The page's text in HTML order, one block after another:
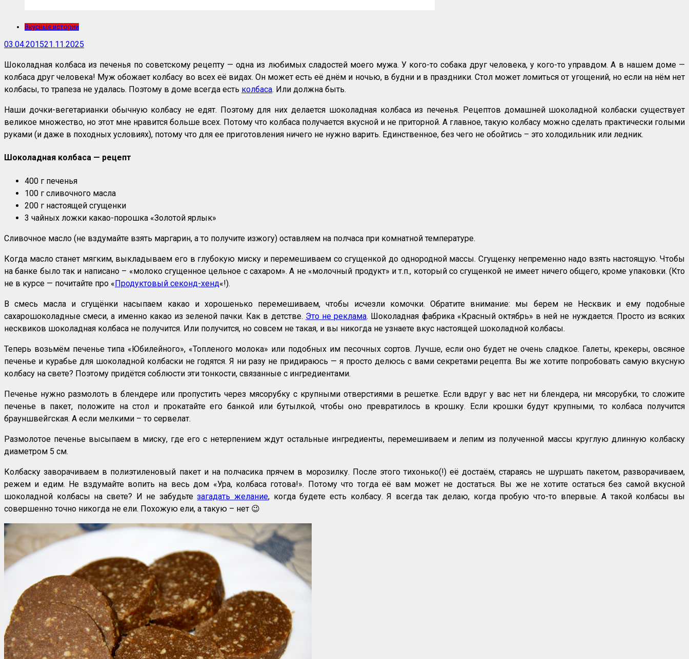
Вкусные истории
03.04.201521.11.2025
Шоколадная колбаса из печенья по советскому рецепту — одна из любимых сладостей моего мужа. У кого-то собака друг человека, у кого-то управдом. А в нашем доме —
колбаса друг человека! Муж обожает колбасу во всех её видах. Он может есть её днём и ночью, в будни и в праздники. Стол может ломиться от угощений, но если на нём нет
колбасы, то трапеза не удалась. Поэтому в доме всегда есть колбаса. Или должна быть.
Наши дочки-вегетарианки обычную колбасу не едят. Поэтому для них делается шоколадная колбаса из печенья. Рецептов домашней шоколадной колбаски существует
великое множество, но этот мне нравится больше всех. Потому что колбаса получается вкусной и не приторной. А главное, такую колбасу можно сделать практически голыми
руками (и даже в походных условиях), потому что для ее приготовления ничего не нужно варить. Единственное, без чего не обойтись – это холодильник или ледник.
Шоколадная колбаса — рецепт
400 г печенья
100 г сливочного масла
200 г настоящей сгущенки
3 чайных ложки какао-порошка «Золотой ярлык»
Сливочное масло (не вздумайте взять маргарин, а то получите изжогу) оставляем на полчаса при комнатной температуре.
Когда масло станет мягким, выкладываем его в глубокую миску и перемешиваем со сгущенкой до однородной массы. Сгущенку непременно надо взять настоящую. Чтобы
на банке было так и написано – «молоко сгущенное цельное с сахаром». А не «молочный продукт» и т.п., который со сгущенкой не имеет ничего общего, кроме упаковки. (Кто
не в курсе — почитайте про «Продуктовый секонд-хенд«!).
В смесь масла и сгущёнки насыпаем какао и хорошенько перемешиваем, чтобы исчезли комочки. Обратите внимание: мы берем не Несквик и ему подобные
сахарошоколадные смеси, а именно какао из зеленой пачки. Как в детстве. Это не реклама. Шоколадная фабрика «Красный октябрь» в ней не нуждается. Просто из всяких
несквиков шоколадная колбаса не получится. Или получится, но совсем не такая, и вы никогда не узнаете вкус настоящей шоколадной колбасы.
Теперь возьмём печенье типа «Юбилейного», «Топленого молока» или подобных им песочных сортов. Лучше, если оно будет не очень сладкое. Галеты, крекеры, овсяное
печенье и курабье для шоколадной колбаски не годятся. Я ни разу не придираюсь — я просто делюсь с вами секретами рецепта. Вы же хотите попробовать самую вкусную
колбасу на свете? Поэтому придётся соблюсти эти тонкости, связанные с ингредиентами.
Печенье нужно размолоть в блендере или пропустить через мясорубку с крупными отверстиями в решетке. Если вдруг у вас нет ни блендера, ни мясорубки, то сложите
печенье в пакет, положите на стол и прокатайте его банкой или бутылкой, чтобы оно превратилось в крошку. Если крошки будут крупными, то колбаса получится
брауншвейгская. А если мелкими – то сервелат.
Размолотое печенье высыпаем в миску, где его с нетерпением ждут остальные ингредиенты, перемешиваем и лепим из полученной массы круглую длинную колбаску
диаметром 5 см.
Колбаску заворачиваем в полиэтиленовый пакет и на полчасика прячем в морозилку. После этого тихонько(!) её достаём, стараясь не шуршать пакетом, разворачиваем,
режем и едим. Не вздумайте вопить на весь дом «Ура, колбаса готова!». Потому что тогда её вам может не достаться. Вы же не хотите остаться без самой вкусной
шоколадной колбасы на свете? И не забудьтезагадать желание, когда будете есть колбасу. Я всегда так делаю, когда пробую что-то впервые. А такой колбасы вы
совершенно точно никогда не ели. Похожую ели, а такую – нет 😉